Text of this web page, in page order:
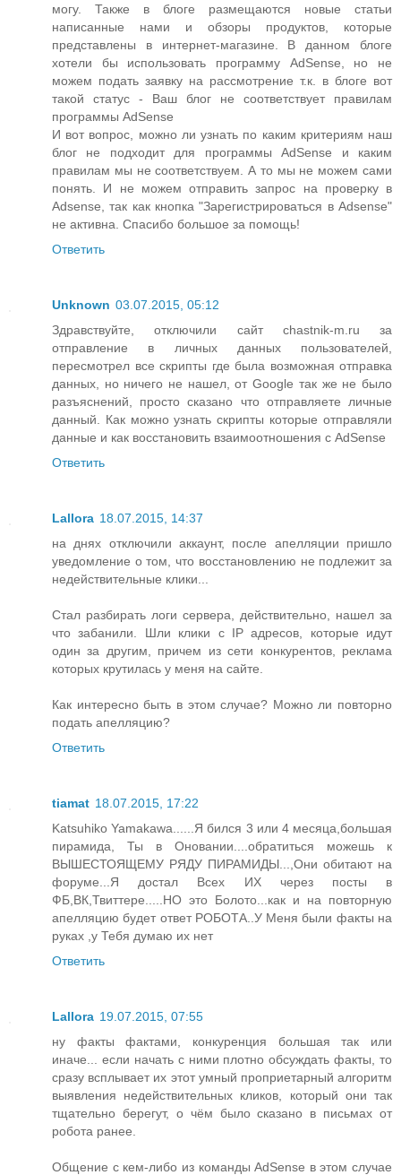
могу. Также в блоге размещаются новые статьи
написанные нами и обзоры продуктов, которые
представлены в интернет-магазине. В данном блоге
хотели бы использовать программу AdSense, но не
можем подать заявку на рассмотрение т.к. в блоге вот
такой статус - Ваш блог не соответствует правилам
программы AdSense
И вот вопрос, можно ли узнать по каким критериям наш
блог не подходит для программы AdSense и каким
правилам мы не соответствуем. А то мы не можем сами
понять. И не можем отправить запрос на проверку в
Adsense, так как кнопка "Зарегистрироваться в Adsense"
не активна. Спасибо большое за помощь!
Ответить
Unknown 03.07.2015, 05:12
Здравствуйте, отключили сайт chastnik-m.ru за
отправление в личных данных пользователей,
пересмотрел все скрипты где была возможная отправка
данных, но ничего не нашел, от Google так же не было
разъяснений, просто сказано что отправляете личные
данный. Как можно узнать скрипты которые отправляли
данные и как восстановить взаимоотношения с AdSense
Ответить
Lallora 18.07.2015, 14:37
на днях отключили аккаунт, после апелляции пришло
уведомление о том, что восстановлению не подлежит за
недействительные клики...
Стал разбирать логи сервера, действительно, нашел за
что забанили. Шли клики с IP адресов, которые идут
один за другим, причем из сети конкурентов, реклама
которых крутилась у меня на сайте.
Как интересно быть в этом случае? Можно ли повторно
подать апелляцию?
Ответить
tiamat 18.07.2015, 17:22
Katsuhiko Yamakawa......Я бился 3 или 4 месяца,большая
пирамида, Ты в Оновании....обратиться можешь к
ВЫШЕСТОЯЩЕМУ РЯДУ ПИРАМИДЫ...,Они обитают на
форуме...Я достал Всех ИХ через посты в
ФБ,ВК,Твиттере.....НО это Болото...как и на повторную
апелляцию будет ответ РОБОТА..У Меня были факты на
руках ,у Тебя думаю их нет
Ответить
Lallora 19.07.2015, 07:55
ну факты фактами, конкуренция большая так или
иначе... если начать с ними плотно обсуждать факты, то
сразу всплывает их этот умный проприетарный алгоритм
выявления недействительных кликов, который они так
тщательно берегут, о чём было сказано в письмах от
робота ранее.
Общение с кем-либо из команды AdSense в этом случае